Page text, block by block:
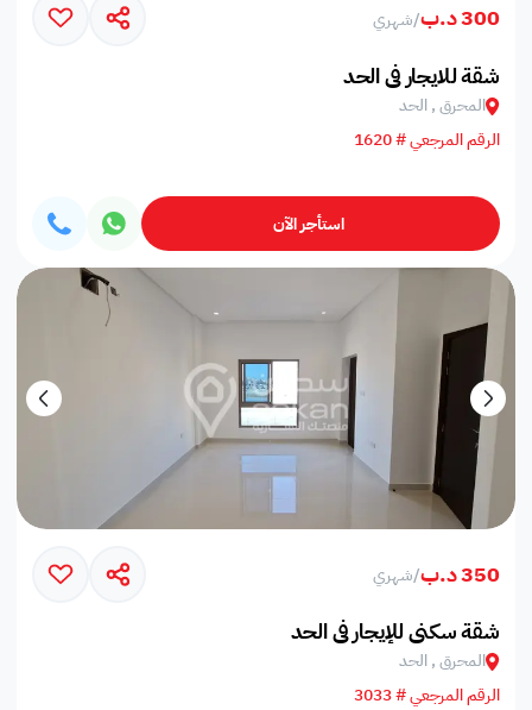
300 د.ب /شهري
شقة للايجار في الحد
المحرق , الحد
الرقم المرجعي # 1620
استأجر الآن
350 د.ب /شهري
شقة سكني للإيجار في الحد
المحرق , الحد
الرقم المرجعي # 3033